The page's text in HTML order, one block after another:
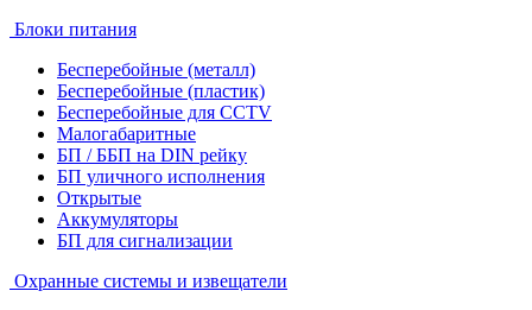
Блоки питания
Бесперебойные (металл)
Бесперебойные (пластик)
Бесперебойные для CCTV
Малогабаритные
БП / ББП на DIN рейку
БП уличного исполнения
Открытые
Аккумуляторы
БП для сигнализации
Охранные системы и извещатели